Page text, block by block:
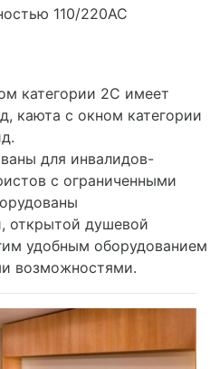
110/220AC
категории 2C имеет
каюта с окном категории
для инвалидов-
с ограниченными
открытой душевой
удобным оборудованием
возможностями.